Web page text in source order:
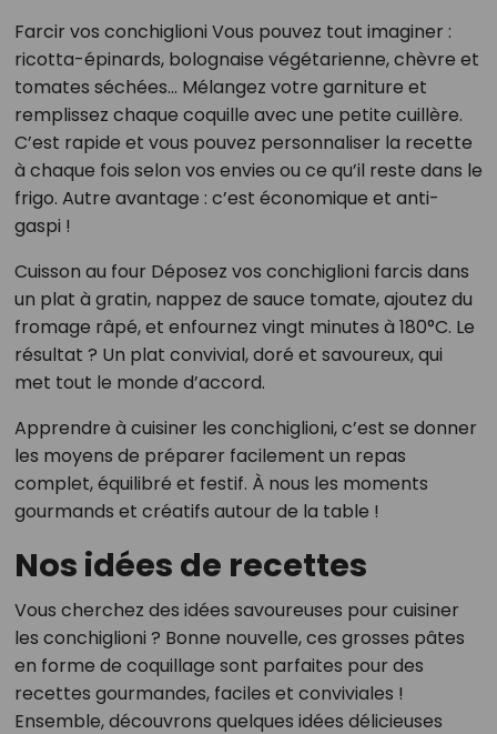
Farcir vos conchiglioni Vous pouvez tout imaginer :
ricotta-épinards, bolognaise végétarienne, chèvre et
tomates séchées… Mélangez votre garniture et
remplissez chaque coquille avec une petite cuillère.
C’est rapide et vous pouvez personnaliser la recette
à chaque fois selon vos envies ou ce qu’il reste dans le
frigo. Autre avantage : c’est économique et anti-
gaspi !
Cuisson au four Déposez vos conchiglioni farcis dans
un plat à gratin, nappez de sauce tomate, ajoutez du
fromage râpé, et enfournez vingt minutes à 180°C. Le
résultat ? Un plat convivial, doré et savoureux, qui
met tout le monde d’accord.
Apprendre à cuisiner les conchiglioni, c’est se donner
les moyens de préparer facilement un repas
complet, équilibré et festif. À nous les moments
gourmands et créatifs autour de la table !
Nos idées de recettes
Vous cherchez des idées savoureuses pour cuisiner
les conchiglioni ? Bonne nouvelle, ces grosses pâtes
en forme de coquillage sont parfaites pour des
recettes gourmandes, faciles et conviviales !
Ensemble, découvrons quelques idées délicieuses